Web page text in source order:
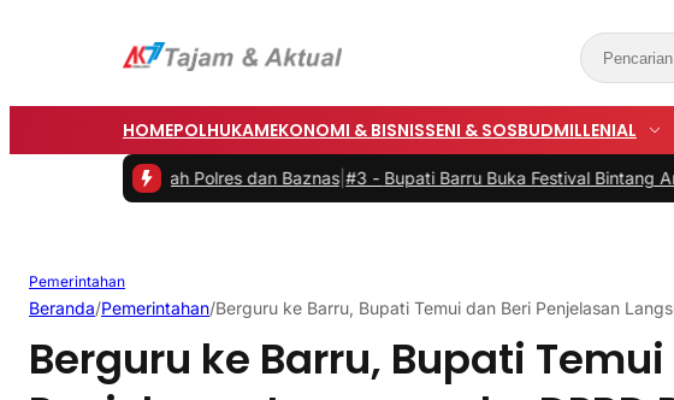
HOMEPOLHUKAMEKONOMI & BISNISSENI & SOSBUDMILLENIAL
Rumah Polres dan Baznas|#3 - Bupati Barru Buka Festival Bintang Anak
Pemerintahan
Beranda/Pemerintahan/Berguru ke Barru, Bupati Temui dan Beri Penjelasan
Berguru ke Barru, Bupati